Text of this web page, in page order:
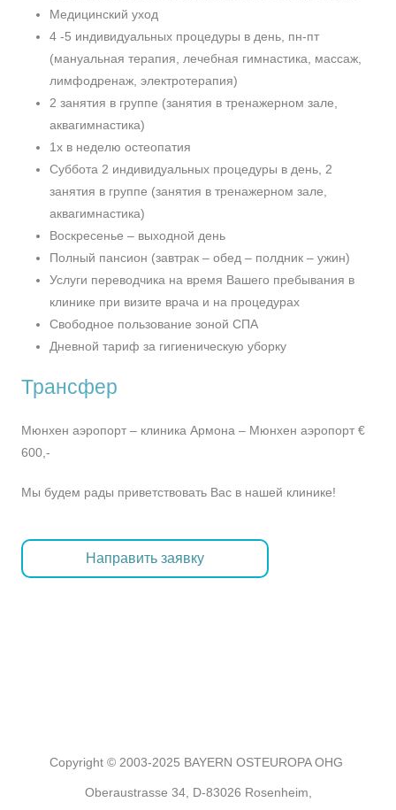
Медицинский уход
4 -5 индивидуальных процедуры в день, пн-пт
(мануальная терапия, лечебная гимнастика, массаж,
лимфодренаж, электротерапия)
2 занятия в группе (занятия в тренажерном зале,
аквагимнастика)
1х в неделю остеопатия
Суббота 2 индивидуальных процедуры в день, 2
занятия в группе (занятия в тренажерном зале,
аквагимнастика)
Воскресенье – выходной день
Полный пансион (завтрак – обед – полдник – ужин)
Услуги переводчика на время Вашего пребывания в
клинике при визите врача и на процедурах
Свободное пользование зоной СПА
Дневной тариф за гигиеническую уборку
Трансфер
Мюнхен аэропорт – клиника Армона – Мюнхен аэропорт €
600,-
Мы будем рады приветствовать Вас в нашей клинике!
Направить заявку
Copyright © 2003-2025 BAYERN OSTEUROPA OHG
Oberaustrasse 34, D-83026 Rosenheim,